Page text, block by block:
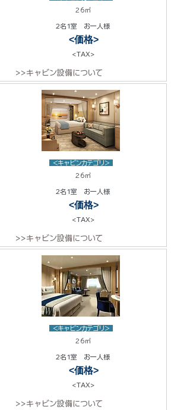
26㎡
2名1室 お一人様
<価格>
<TAX>
>>キャビン設備について
<キャビンカテゴリ>
26㎡
2名1室 お一人様
<価格>
<TAX>
>>キャビン設備について
<キャビンカテゴリ>
26㎡
2名1室 お一人様
<価格>
<TAX>
>>キャビン設備について